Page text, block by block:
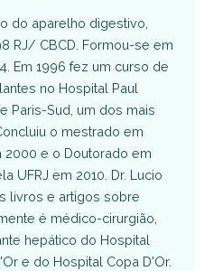
do aparelho digestivo,
RJ/ CBCD. Formou-se em
Em 1996 fez um curso de
no Hospital Paul
Paris-Sud, um dos mais
o mestrado em
2000 e o Doutorado em
UFRJ em 2010. Dr. Lucio
livros e artigos sobre
é médico-cirurgião,
hepático do Hospital
e do Hospital Copa D'Or.